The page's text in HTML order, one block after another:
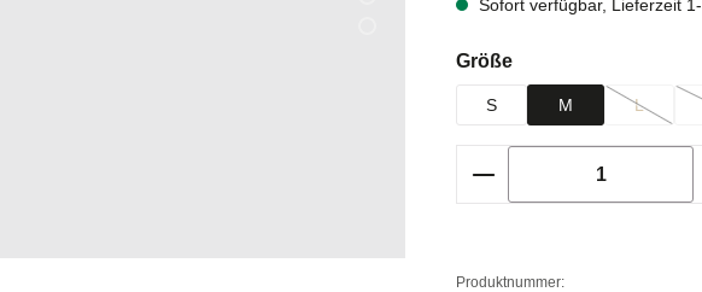
Größeauswählen
S M L
(Diese
Produkt Anzahl:
Produktnummer: